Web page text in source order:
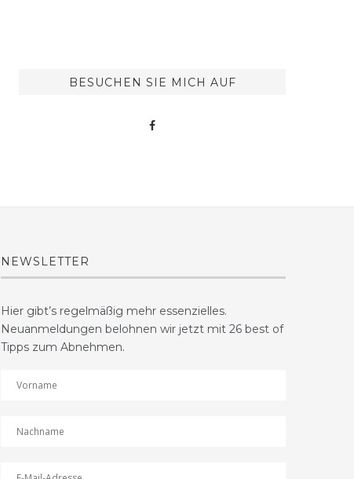
BESUCHEN SIE MICH AUF
NEWSLETTER
Hier gibt’s regelmäßig mehr essenzielles.
Neuanmeldungen belohnen wir jetzt mit 26 best of
Tipps zum Abnehmen.